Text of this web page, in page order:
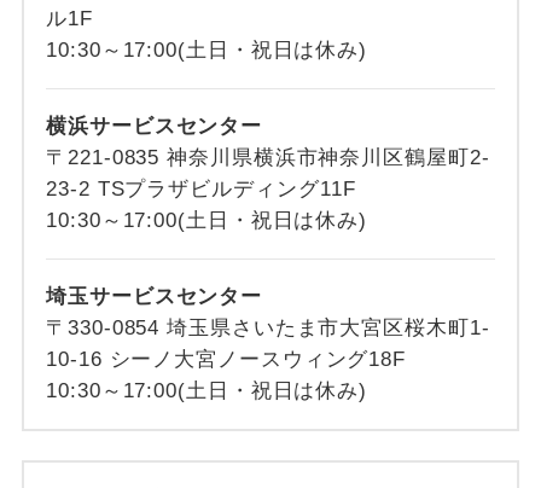
ル1F
10:30～17:00(土日・祝日は休み)
横浜サービスセンター
〒221-0835 神奈川県横浜市神奈川区鶴屋町2-
23-2 TSプラザビルディング11F
10:30～17:00(土日・祝日は休み)
埼玉サービスセンター
〒330-0854 埼玉県さいたま市大宮区桜木町1-
10-16 シーノ大宮ノースウィング18F
10:30～17:00(土日・祝日は休み)